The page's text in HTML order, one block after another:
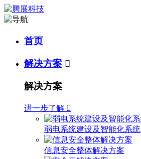
首页
解决方案 
解决方案
进一步了解 
弱电系统建设及智能化系统
信息安全整体解决方案